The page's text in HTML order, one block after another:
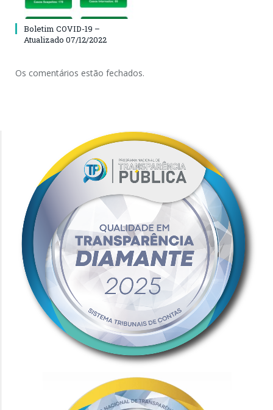
Boletim COVID-19 –
Atualizado 07/12/2022
Os comentários estão fechados.